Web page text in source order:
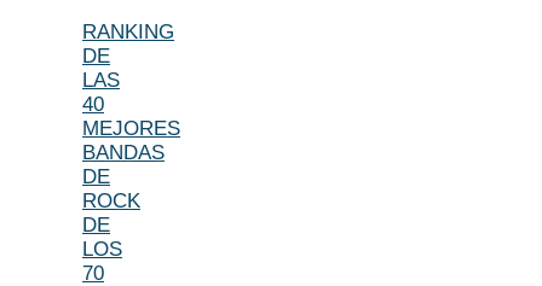
RANKING
DE
LAS
40
MEJORES
BANDAS
DE
ROCK
DE
LOS
70